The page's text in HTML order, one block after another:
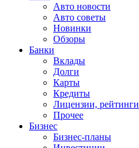
Авто новости
Авто советы
Новинки
Обзоры
Банки
Вклады
Долги
Карты
Кредиты
Лицензии, рейтинги
Прочее
Бизнес
Бизнес-планы